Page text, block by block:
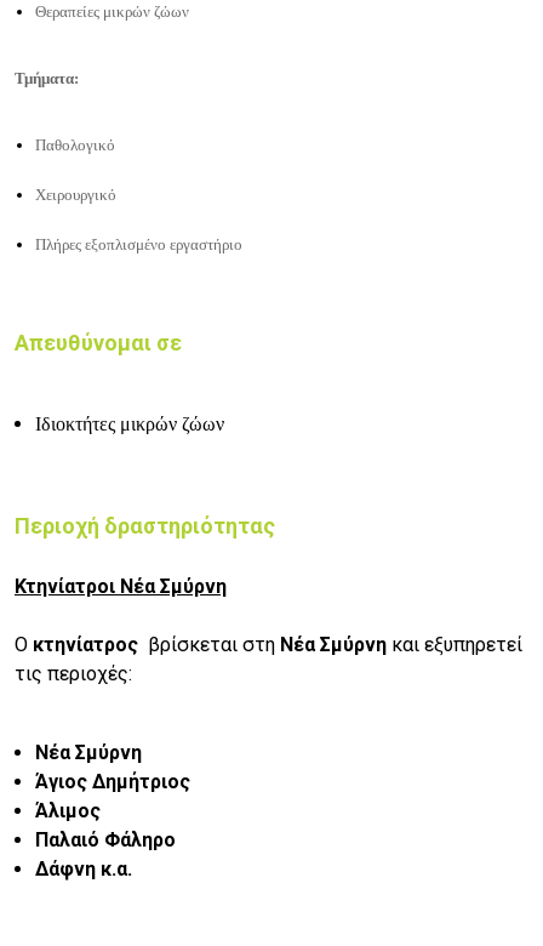
Θεραπείες μικρών ζώων
Τμήματα:
Παθολογικό
Χειρουργικό
Πλήρες εξοπλισμένο εργαστήριο
Απευθύνομαι σε
Ιδιοκτήτες μικρών ζώων
Περιοχή δραστηριότητας
Κτηνίατροι Νέα Σμύρνη
Ο κτηνίατρος βρίσκεται στη Νέα Σμύρνη και εξυπηρετεί
τις περιοχές:
Νέα Σμύρνη
Άγιος Δημήτριος
Άλιμος
Παλαιό Φάληρο
Δάφνη κ.α.